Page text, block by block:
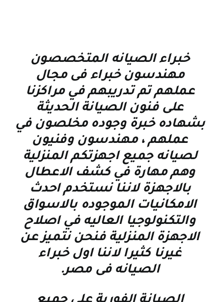
خبراء الصيانه المتخصصون
مهندسون خبراء فى مجال
عملهم تم تدريبهم في مراكزنا
على فنون الصيانة الحديثة
بشهاده خبرة وجوده مخلصون في
عملهم ، مهندسون وفنيون
لصيانه جميع اجهزتكم المنزلية
وهم مهارة في كشف الاعطال
بالاجهزة لاننا نستخدم احدث
الامكانيات الموجوده بالاسواق
والتكنولوجيا العاليه في اصلاح
الاجهزة المنزلية فنحن نتميز عن
غيرنا كثيرا لاننا اول خبراء
الصيانه فى مصر.